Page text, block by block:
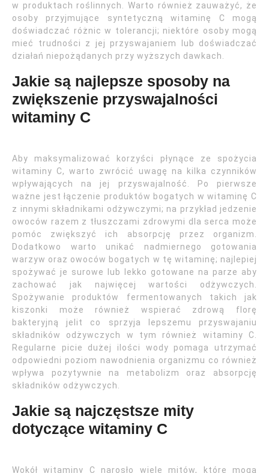
w produktach roślinnych. Warto również zauważyć, że
osoby przyjmujące syntetyczną witaminę C mogą
doświadczać różnic w tolerancji; niektóre osoby mogą
mieć trudności z jej przyswajaniem lub doświadczać
działań niepożądanych przy wyższych dawkach.
Jakie są najlepsze sposoby na
zwiększenie przyswajalności
witaminy C
Aby maksymalizować korzyści płynące ze spożycia
witaminy C, warto zwrócić uwagę na kilka czynników
wpływających na jej przyswajalność. Po pierwsze
ważne jest łączenie produktów bogatych w witaminę C
z innymi składnikami odżywczymi; na przykład jedzenie
owoców razem z tłuszczami zdrowymi dla serca może
pomóc zwiększyć ich absorpcję przez organizm.
Dodatkowo warto unikać nadmiernego gotowania
warzyw oraz owoców bogatych w tę witaminę; najlepiej
spożywać je surowe lub lekko gotowane na parze aby
zachować jak najwięcej wartości odżywczych.
Spożywanie produktów fermentowanych takich jak
kiszonki może również wspierać zdrową florę
bakteryjną jelit co sprzyja lepszemu przyswajaniu
składników odżywczych w tym również witaminy C.
Regularne picie dużej ilości wody pomaga utrzymać
odpowiedni poziom nawodnienia organizmu co również
wpływa pozytywnie na metabolizm oraz absorpcję
składników odżywczych.
Jakie są najczęstsze mity
dotyczące witaminy C
Wokół witaminy C narosło wiele mitów, które mogą